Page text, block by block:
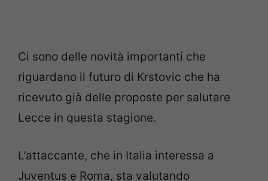
Ci sono delle novità importanti che
riguardano il futuro di Krstovic che ha
ricevuto già delle proposte per salutare
Lecce in questa stagione.
L’attaccante, che in Italia interessa a
Juventus e Roma, sta valutando